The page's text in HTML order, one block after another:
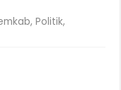
,Politik,